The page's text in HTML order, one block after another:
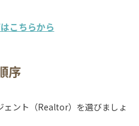
こちらから
序
ェント（Realtor）を選びましょ